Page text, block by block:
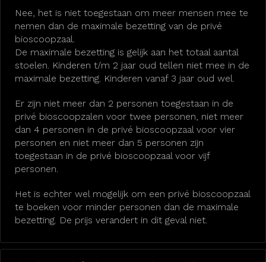
Nee, het is niet toegestaan om meer mensen mee te
nemen dan de maximale bezetting van de privé
bioscoopzaal.
De maximale bezetting is gelijk aan het totaal aantal
stoelen. Kinderen t/m 2 jaar oud tellen niet mee in de
maximale bezetting. Kinderen vanaf 3 jaar oud wel.
Er zijn niet meer dan 2 personen toegestaan in de
privé bioscoopzalen voor twee personen, niet meer
dan 4 personen in de privé bioscoopzaal voor vier
personen en niet meer dan 5 personen zijn
toegestaan in de privé bioscoopzaal voor vijf
personen.
Het is echter wel mogelijk om een privé bioscoopzaal
te boeken voor minder personen dan de maximale
bezetting. De prijs verandert in dit geval niet.